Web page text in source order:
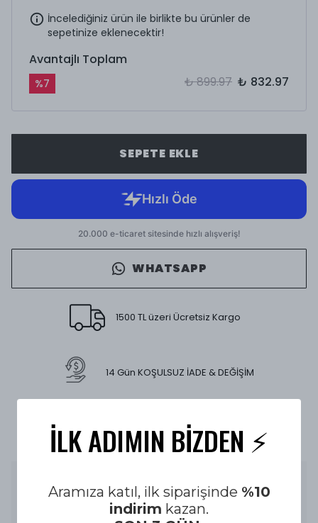
İncelediğiniz ürün ile birlikte bu ürünler de
sepetinize eklenecektir!
Avantajlı Toplam
%7 ₺ 899.97 ₺ 832.97
SEPETE EKLE
WHATSAPP
1500 TL üzeri Ücretsiz Kargo
14 Gün KOŞULSUZ İADE & DEĞİŞİM
E-FATURA İLE ALIŞVERİŞ GÜVENLİĞİ
İLK ADIMIN BİZDEN ⚡️
Aramıza katıl, ilk siparişinde %10
indirim kazan.